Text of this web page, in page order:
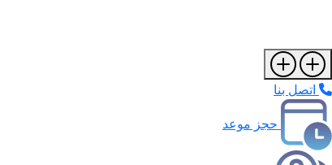
اتصل بنا
حجز موعد